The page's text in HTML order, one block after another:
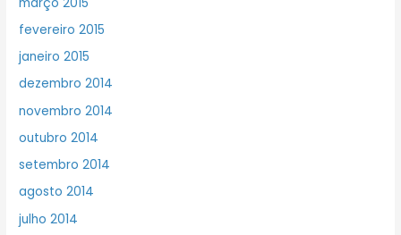
fevereiro 2015
janeiro 2015
dezembro 2014
novembro 2014
outubro 2014
setembro 2014
agosto 2014
julho 2014